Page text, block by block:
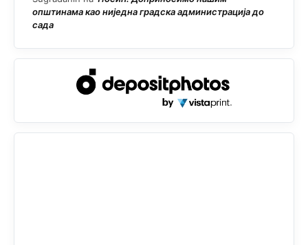
општинама као ниједна градска администрација до
сада